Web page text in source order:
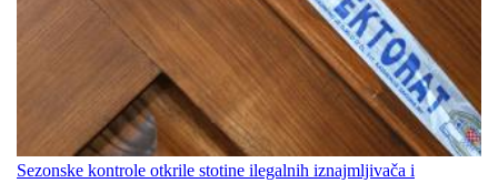
Sezonske kontrole otkrile stotine ilegalnih iznajmljivača i